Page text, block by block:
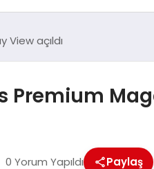
View açıldı
Premium
0 Yorum Yapıldı Paylaş